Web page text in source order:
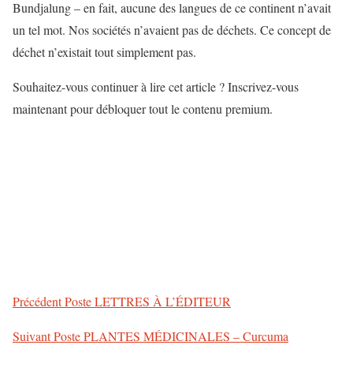
Bundjalung – en fait, aucune des langues de ce continent n’avait
un tel mot. Nos sociétés n’avaient pas de déchets. Ce concept de
déchet n’existait tout simplement pas.
Souhaitez-vous continuer à lire cet article ? Inscrivez-vous
maintenant pour débloquer tout le contenu premium.
PrécédentPosteLETTRES À L’ÉDITEUR
SuivantPostePLANTES MÉDICINALES – Curcuma